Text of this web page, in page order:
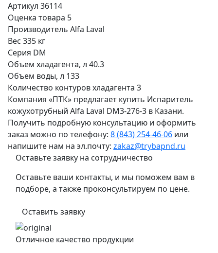
Артикул 36114
Оценка товара 5
Производитель Alfa Laval
Вес 335 кг
Серия DM
Объем хладагента, л 40.3
Объем воды, л 133
Количество контуров хладагента 3
Компания «ПТК» предлагает купить Испаритель
кожухотрубный Alfa Laval DM3-276-3 в Казани.
Получить подробную консультацию и оформить
заказ можно по телефону: 8 (843) 254-46-06 или
напишите нам на эл.почту: zakaz@trybapnd.ru
Оставьте заявку на сотрудничество
Оставьте ваши контакты, и мы поможем вам в
подборе, а также проконсультируем по цене.
Оставить заявку
Отличное качество продукции